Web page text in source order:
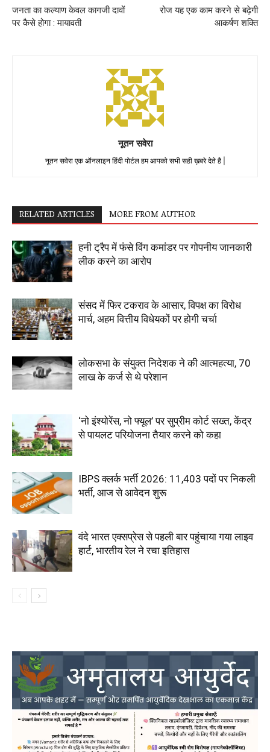
जनता का कल्याण केवल कागजी दावों
पर कैसे होगा : मायावती
रोज यह एक काम करने से बढ़ेगी
आकर्षण शक्ति
नूतन सवेरा
नूतन सवेरा एक ऑनलाइन हिंदी पोर्टल हम आपको सभी सही ख़बरे देते है |
RELATED ARTICLES MORE FROM AUTHOR
हनी ट्रैप में फंसे विंग कमांडर पर गोपनीय जानकारी
लीक करने का आरोप
संसद में फिर टकराव के आसार, विपक्ष का विरोध
मार्च, अहम वित्तीय विधेयकों पर होगी चर्चा
लोकसभा के संयुक्त निदेशक ने की आत्महत्या, 70
लाख के कर्ज से थे परेशान
‘नो इंश्योरेंस, नो फ्यूल’ पर सुप्रीम कोर्ट सख्त, केंद्र
से पायलट परियोजना तैयार करने को कहा
IBPS क्लर्क भर्ती 2026: 11,403 पदों पर निकली
भर्ती, आज से आवेदन शुरू
वंदे भारत एक्सप्रेस से पहली बार पहुंचाया गया लाइव
हार्ट, भारतीय रेल ने रचा इतिहास